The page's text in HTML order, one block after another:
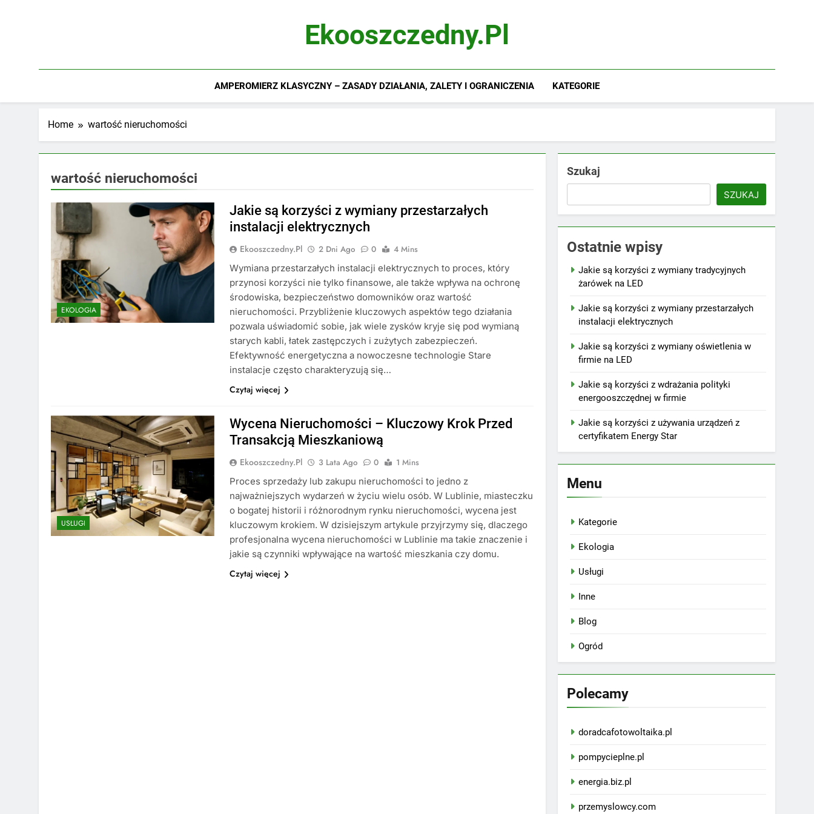
Ekooszczedny.pl
AMPEROMIERZ KLASYCZNY – ZASADY DZIAŁANIA, ZALETY I OGRANICZENIA KATEGORIE
Home wartość nieruchomości
wartość nieruchomości
EKOLOGIA
Jakie są korzyści z wymiany przestarzałych
instalacji elektrycznych
Ekooszczedny.pl 2 Dni Ago 0
4 Mins
Wymiana przestarzałych instalacji elektrycznych to proces, który
przynosi korzyści nie tylko finansowe, ale także wpływa na ochronę
środowiska, bezpieczeństwo domowników oraz wartość
nieruchomości. Przybliżenie kluczowych aspektów tego działania
pozwala uświadomić sobie, jak wiele zysków kryje się pod wymianą
starych kabli, łatek zastępczych i zużytych zabezpieczeń.
Efektywność energetyczna a nowoczesne technologie Stare
instalacje często charakteryzują się…
Czytaj więcej
USŁUGI
Wycena Nieruchomości – Kluczowy Krok Przed
Transakcją Mieszkaniową
Ekooszczedny.pl 3 Lata Ago 0
1 Mins
Proces sprzedaży lub zakupu nieruchomości to jedno z
najważniejszych wydarzeń w życiu wielu osób. W Lublinie, miasteczku
o bogatej historii i różnorodnym rynku nieruchomości, wycena jest
kluczowym krokiem. W dzisiejszym artykule przyjrzymy się, dlaczego
profesjonalna wycena nieruchomości w Lublinie ma takie znaczenie i
jakie są czynniki wpływające na wartość mieszkania czy domu.
Czytaj więcej
Szukaj
SZUKAJ
Ostatnie wpisy
Jakie są korzyści z wymiany tradycyjnych
żarówek na LED
Jakie są korzyści z wymiany przestarzałych
instalacji elektrycznych
Jakie są korzyści z wymiany oświetlenia w
firmie na LED
Jakie są korzyści z wdrażania polityki
energooszczędnej w firmie
Jakie są korzyści z używania urządzeń z
certyfikatem Energy Star
Menu
Kategorie
Ekologia
Usługi
Inne
Blog
Ogród
Polecamy
doradcafotowoltaika.pl
pompycieplne.pl
energia.biz.pl
przemyslowcy.com